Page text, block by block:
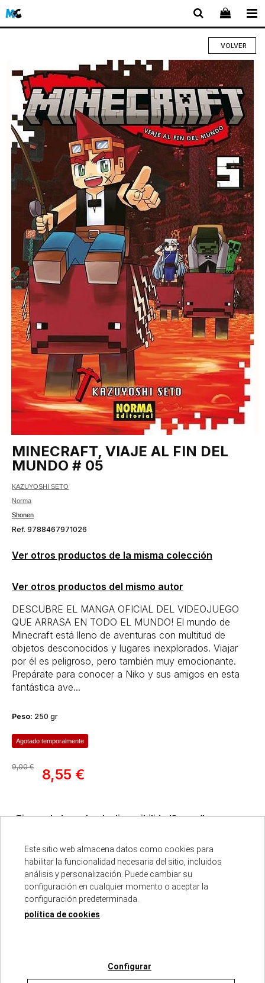
VOLVER
MINECRAFT, VIAJE AL FIN DEL
MUNDO # 05
KAZUYOSHI SETO
Norma
Shonen
Ref. 9788467971026
Ver otros productos de la misma colección
Ver otros productos del mismo autor
DESCUBRE EL MANGA OFICIAL DEL VIDEOJUEGO
QUE ARRASA EN TODO EL MUNDO! El mundo de
Minecraft está lleno de aventuras con multitud de
objetos desconocidos y lugares inexplorados. Viajar
por él es peligroso, pero también muy emocionante.
Prepárate para conocer a Niko y sus amigos en esta
fantástica ave...
Peso: 250 gr
Agotado temporalmente
9,00 € 8,55 €
¿Tienes dudas sobre la disponibilidad?, escríbenos a
978-84-679-7102-6
Fecha de edición : 03/10/2025
Este sitio web almacena datos como cookies para
habilitar la funcionalidad necesaria del sitio, incluidos
análisis y personalización. Puede cambiar su
configuración en cualquier momento o aceptar la
configuración predeterminada.
política de cookies
Configurar